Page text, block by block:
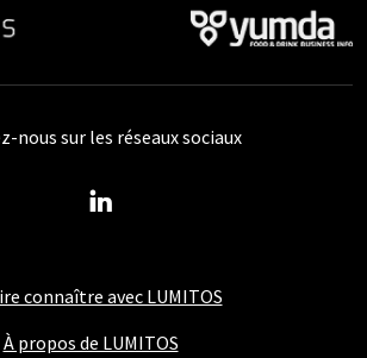
connaître avec LUMITOS
À propos de LUMITOS
nous sur les réseaux sociaux